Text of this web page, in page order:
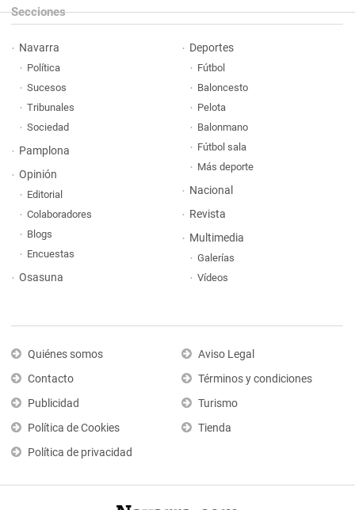
Secciones
Navarra
Política
Sucesos
Tribunales
Sociedad
Pamplona
Opinión
Editorial
Colaboradores
Blogs
Encuestas
Osasuna
Deportes
Fútbol
Baloncesto
Pelota
Balonmano
Fútbol sala
Más deporte
Nacional
Revista
Multimedia
Galerías
Vídeos
Quiénes somos
Contacto
Publicidad
Política de Cookies
Política de privacidad
Aviso Legal
Términos y condiciones
Turismo
Tienda